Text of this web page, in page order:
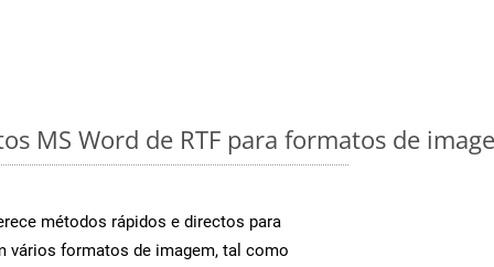
MS Word de RTF para formatos de
métodos rápidos e directos para
vários formatos de imagem, tal como